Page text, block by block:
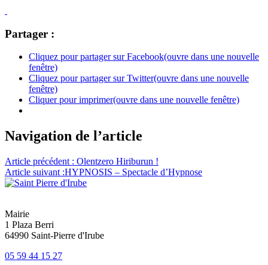
Partager :
Cliquez pour partager sur Facebook(ouvre dans une nouvelle
fenêtre)
Cliquez pour partager sur Twitter(ouvre dans une nouvelle
fenêtre)
Cliquer pour imprimer(ouvre dans une nouvelle fenêtre)
Navigation de l’article
Article précédent : Olentzero Hiriburun !
Article suivant :HYPNOSIS – Spectacle d’Hypnose
Mairie
1 Plaza Berri
64990 Saint-Pierre d'Irube
05 59 44 15 27